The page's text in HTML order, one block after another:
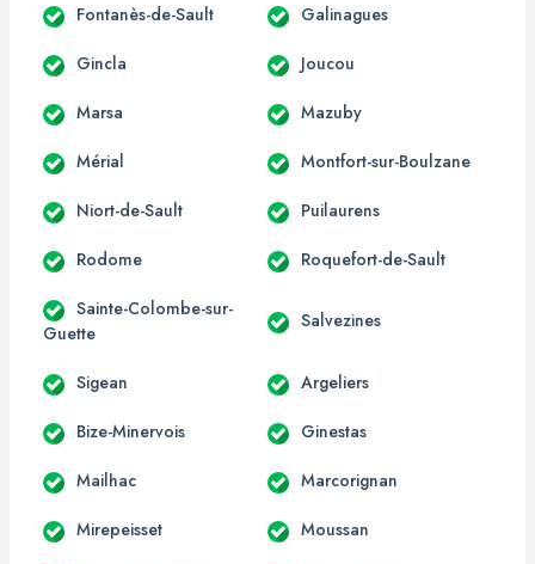
Fontanès-de-Sault Galinagues
Gincla Joucou
Marsa Mazuby
Mérial Montfort-sur-Boulzane
Niort-de-Sault Puilaurens
Rodome Roquefort-de-Sault
Sainte-Colombe-sur-
Guette
Salvezines
Sigean Argeliers
Bize-Minervois Ginestas
Mailhac Marcorignan
Mirepeisset Moussan